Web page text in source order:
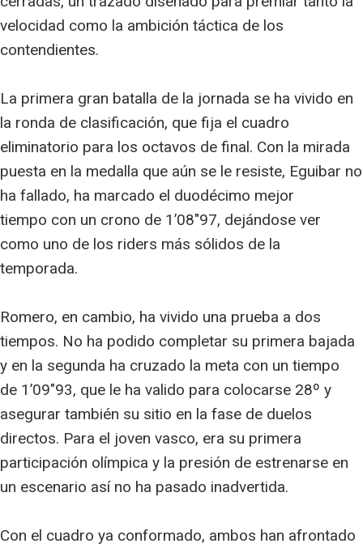
velocidad como la ambición táctica de los
contendientes.
La primera gran batalla de la jornada se ha vivido en
la ronda de clasificación, que fija el cuadro
eliminatorio para los octavos de final. Con la mirada
puesta en la medalla que aún se le resiste, Eguibar no
ha fallado, ha marcado el duodécimo mejor
tiempo con un crono de 1’08″97, dejándose ver
como uno de los riders más sólidos de la
temporada.
Romero, en cambio, ha vivido una prueba a dos
tiempos. No ha podido completar su primera bajada
y en la segunda ha cruzado la meta con un tiempo
de 1’09″93, que le ha valido para colocarse 28º y
asegurar también su sitio en la fase de duelos
directos. Para el joven vasco, era su primera
participación olímpica y la presión de estrenarse en
un escenario así no ha pasado inadvertida.
Con el cuadro ya conformado, ambos han afrontado